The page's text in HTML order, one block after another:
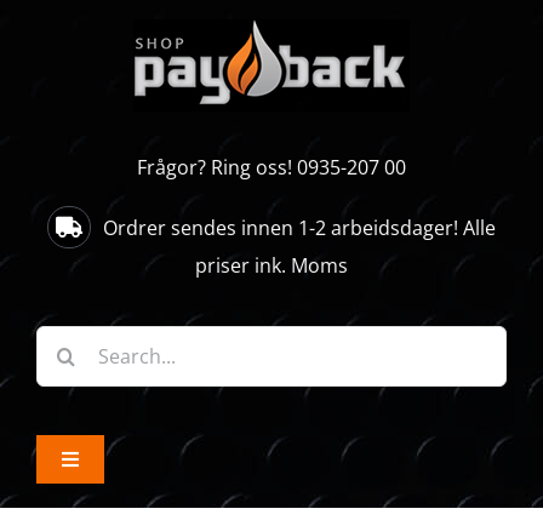
Frågor? Ring oss! 0935-207 00
Ordrer sendes innen 1-2 arbeidsdager! Alle
priser ink. Moms
Søk
etter:
Toggle
Navigation